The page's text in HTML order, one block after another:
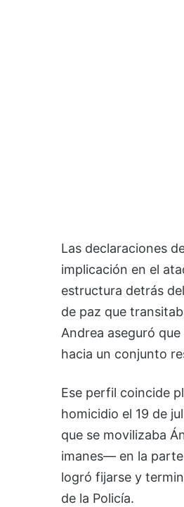
Las declaraciones
implicación en el
estructura detrás
de paz que
Andrea aseguró
hacia un conjunto
Ese perfil coincide
homicidio el 19 de
que se movilizaba
imanes— en la
logró fijarse y
de la Policía.